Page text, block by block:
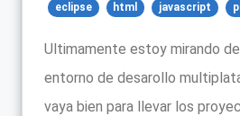
eclipse html javascript
Ultimamente estoy mirando
entorno de desarollo
vaya bien para llevar los